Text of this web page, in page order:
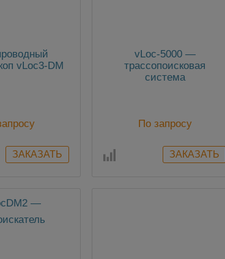
vLoc3-DM
vLoc-5000 —
трассопоисковая
система
По запросу